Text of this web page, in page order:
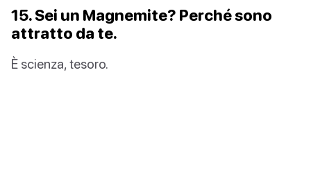
15. Sei un Magnemite? Perché sono
attratto da te.
È scienza, tesoro.